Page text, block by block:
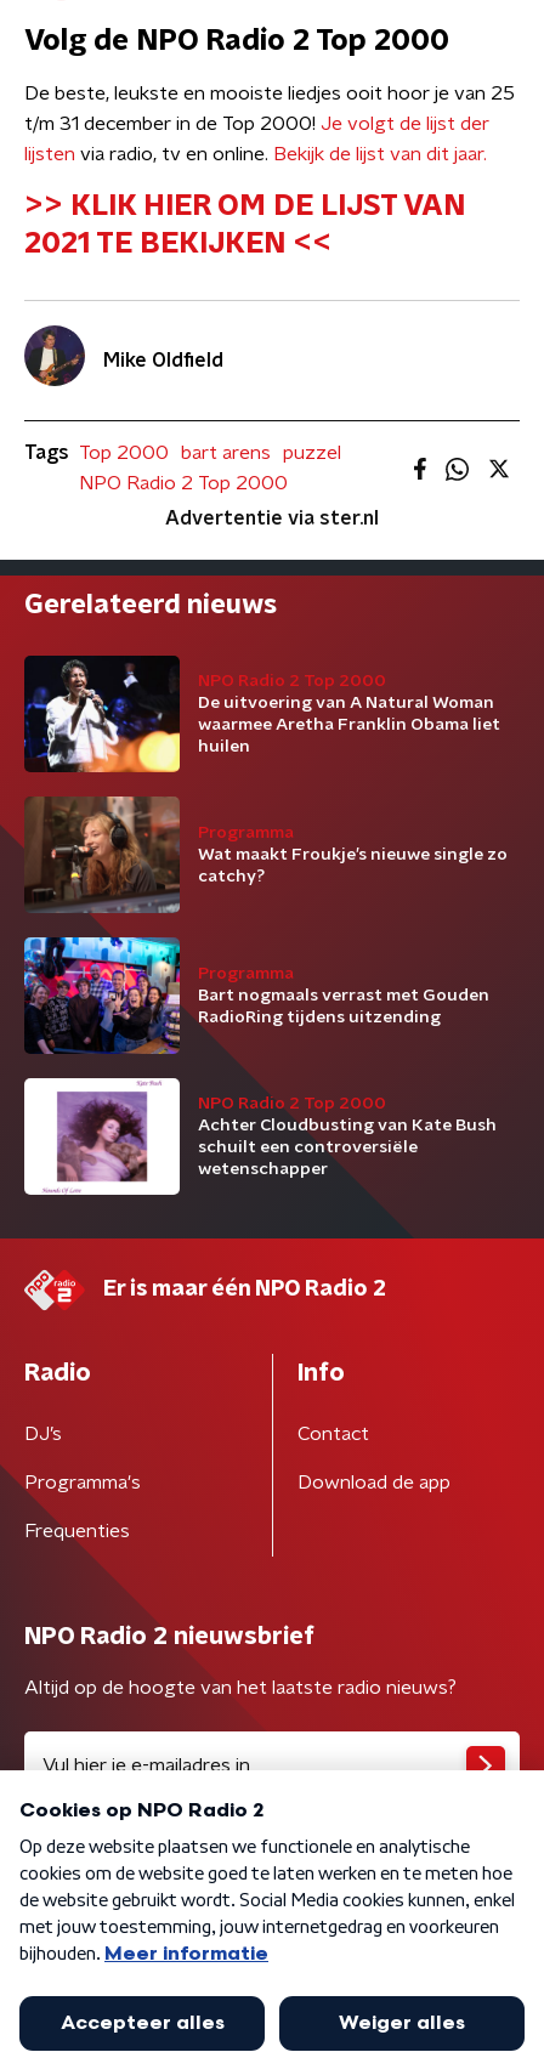
Volg de NPO Radio 2 Top 2000
De beste, leukste en mooiste liedjes ooit hoor je van 25
t/m 31 december in de Top 2000! Je volgt de lijst der
lijsten via radio, tv en online. Bekijk de lijst van dit jaar.
>> KLIK HIER OM DE LIJST VAN
2021 TE BEKIJKEN <<
Mike Oldfield
Tags Top 2000 bart arens
puzzel
NPO Radio 2 Top 2000
Advertentie via ster.nl
Gerelateerd nieuws
NPO Radio 2 Top 2000
De uitvoering van A Natural Woman
waarmee Aretha Franklin Obama liet
huilen
Programma
Wat maakt Froukje’s nieuwe single zo
catchy?
Programma
Bart nogmaals verrast met Gouden
RadioRing tijdens uitzending
NPO Radio 2 Top 2000
Achter Cloudbusting van Kate Bush
schuilt een controversiële
wetenschapper
Er is maar één NPO Radio 2
Radio
DJ’s
Programma's
Frequenties
Info
Contact
Download de app
NPO Radio 2 nieuwsbrief
Altijd op de hoogte van het laatste radio nieuws?
Algemene voorwaarden